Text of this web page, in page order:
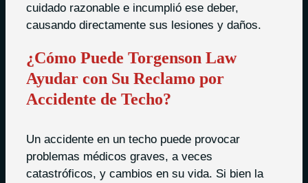
cuidado razonable e incumplió ese deber,
causando directamente sus lesiones y daños.
¿Cómo Puede Torgenson Law
Ayudar con Su Reclamo por
Accidente de Techo?
Un accidente en un techo puede provocar
problemas médicos graves, a veces
catastróficos, y cambios en su vida. Si bien la